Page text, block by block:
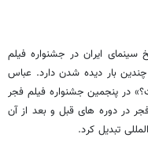
سینمای ایران در جشنواره فیلم
بار دیده شدن دارد. عباس
در پنجمین جشنواره فیلم فجر
در دوره های قبل و بعد از آن
تبدیل کرد.